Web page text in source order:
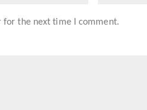
for the next time I comment.